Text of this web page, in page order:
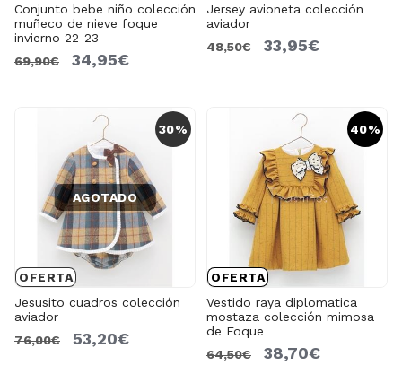
Conjunto bebe niño colección
muñeco de nieve foque
invierno 22-23
69,90€
34,95€
Jersey avioneta colección
aviador
48,50€
33,95€
30%
OFERTA
AGOTADO
Jesusito cuadros colección
aviador
76,00€
53,20€
40%
OFERTA
Vestido raya diplomatica
mostaza colección mimosa
de Foque
64,50€
38,70€